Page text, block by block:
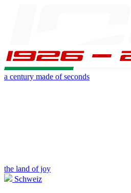
a century made of seconds
the land of joy
Schweiz